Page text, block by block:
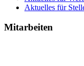
Aktuelles für
Mitarbeiten